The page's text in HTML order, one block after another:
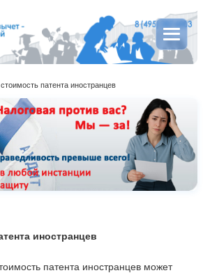
патента иностранцев
иностранцев
патента иностранцев может